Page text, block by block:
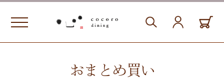
おまとめ買い